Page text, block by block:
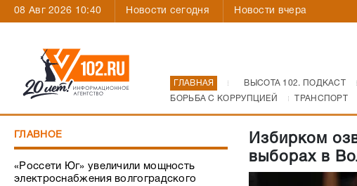
08 Авг 2026 10:40 Новости сегодня Новости вчера
ГЛАВНАЯ ВЫСОТА 102. ПОДКАСТ
БОРЬБА С КОРРУПЦИЕЙ
ТРАНСПОРТ
ГЛАВНОЕ
«Россети Юг» увеличили мощность
электроснабжения волгоградского
Избирком
выборах в